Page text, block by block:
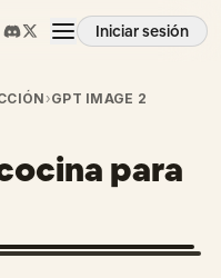
Iniciar sesión
›GPT IMAGE 2
para